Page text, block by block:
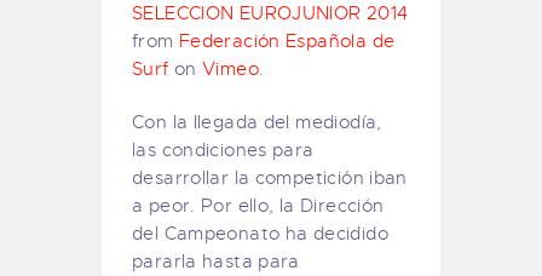
SELECCION EUROJUNIOR 2014
from Federación Española de
Surf onVimeo.
Con la llegada del mediodía,
las condiciones para
desarrollar la competición iban
a peor. Por ello, la Dirección
del Campeonato ha decidido
pararla hasta para